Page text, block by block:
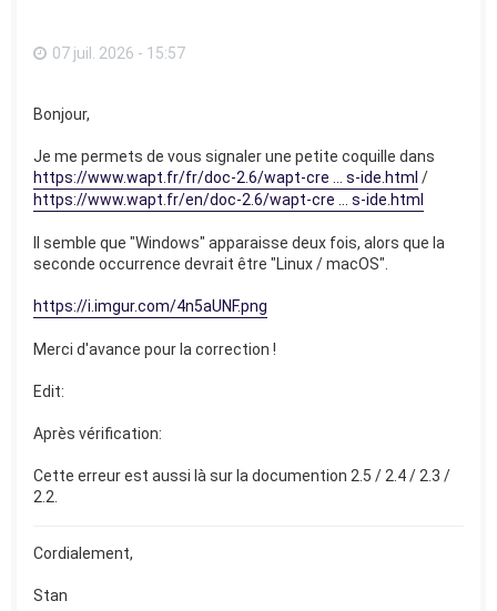
07 juil. 2026 - 15:57
Bonjour,
Je me permets de vous signaler une petite coquille dans
https://www.wapt.fr/fr/doc-2.6/wapt-cre ... s-ide.html /
https://www.wapt.fr/en/doc-2.6/wapt-cre ... s-ide.html
Il semble que "Windows" apparaisse deux fois, alors que la
seconde occurrence devrait être "Linux / macOS".
https://i.imgur.com/4n5aUNF.png
Merci d'avance pour la correction !
Edit:
Après vérification:
Cette erreur est aussi là sur la documention 2.5 / 2.4 / 2.3 /
2.2.
Cordialement,
Stan